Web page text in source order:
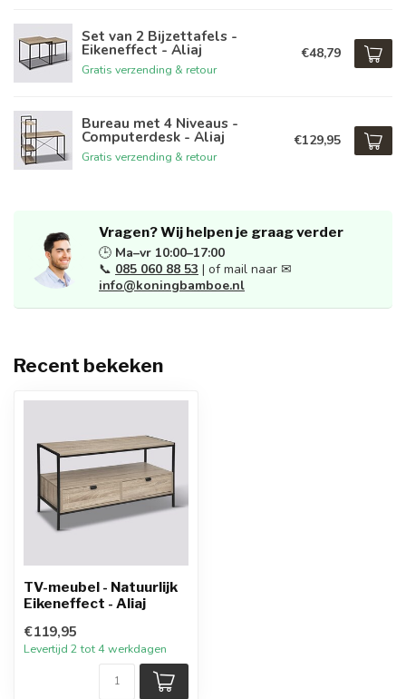
Set van 2 Bijzettafels -
Eikeneffect - Aliaj
Gratis verzending & retour
€48,79
Bureau met 4 Niveaus -
Computerdesk - Aliaj
Gratis verzending & retour
€129,95
Vragen? Wij helpen je graag verder
🕒 Ma–vr 10:00–17:00
📞 085 060 88 53 | of mail naar ✉
info@koningbamboe.nl
Recent bekeken
TV-meubel - Natuurlijk
Eikeneffect - Aliaj
€119,95
Levertijd 2 tot 4 werkdagen